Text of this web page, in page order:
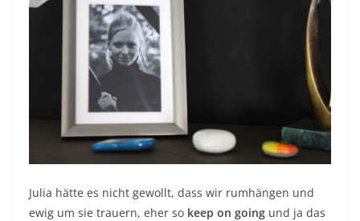
Julia hätte es nicht gewollt, dass wir rumhängen und
ewig um sie trauern, eher so keep on going und ja das